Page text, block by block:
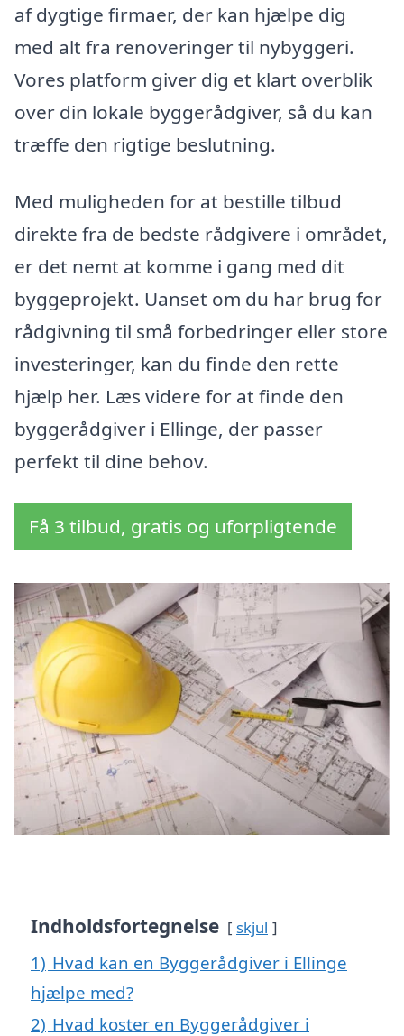
af dygtige firmaer, der kan hjælpe dig
med alt fra renoveringer til nybyggeri.
Vores platform giver dig et klart overblik
over din lokale byggerådgiver, så du kan
træffe den rigtige beslutning.
Med muligheden for at bestille tilbud
direkte fra de bedste rådgivere i området,
er det nemt at komme i gang med dit
byggeprojekt. Uanset om du har brug for
rådgivning til små forbedringer eller store
investeringer, kan du finde den rette
hjælp her. Læs videre for at finde den
byggerådgiver i Ellinge, der passer
perfekt til dine behov.
Få 3 tilbud, gratis og uforpligtende
Indholdsfortegnelse skjul
1) Hvad kan en Byggerådgiver i Ellinge
hjælpe med?
2) Hvad koster en Byggerådgiver i